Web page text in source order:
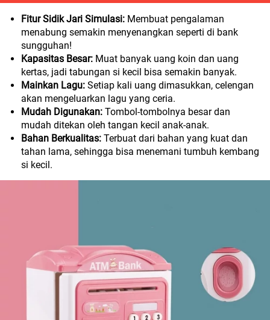
Fitur Sidik Jari Simulasi: Membuat pengalaman
menabung semakin menyenangkan seperti di bank
sungguhan!
Kapasitas Besar: Muat banyak uang koin dan uang
kertas, jadi tabungan si kecil bisa semakin banyak.
Mainkan Lagu: Setiap kali uang dimasukkan, celengan
akan mengeluarkan lagu yang ceria.
Mudah Digunakan: Tombol-tombolnya besar dan
mudah ditekan oleh tangan kecil anak-anak.
Bahan Berkualitas: Terbuat dari bahan yang kuat dan
tahan lama, sehingga bisa menemani tumbuh kembang
si kecil.